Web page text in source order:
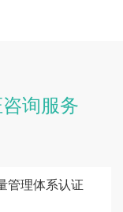
询服务
管理体系认证